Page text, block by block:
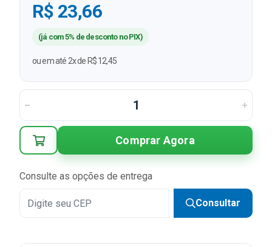
R$ 23,66
(já com 5% de desconto no PIX)
ou em até 2x de R$ 12,45
Comprar Agora
Consulte as opções de entrega
Consultar